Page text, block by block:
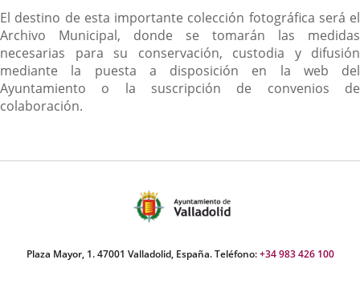
El destino de esta importante colección fotográfica será el
Archivo Municipal, donde se tomarán las medidas
necesarias para su conservación, custodia y difusión
mediante la puesta a disposición en la web del
Ayuntamiento o la suscripción de convenios de
colaboración.
Plaza Mayor, 1. 47001 Valladolid, España. Teléfono:+34 983 426 100